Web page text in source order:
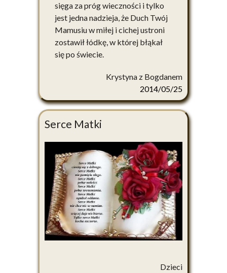
sięga za próg wieczności i tylko
jest jedna nadzieja, że Duch Twój
Mamusiu w miłej i cichej ustroni
zostawił łódkę, w której błąkał
się po świecie.
Krystyna z Bogdanem
2014/05/25
Serce Matki
Dzieci